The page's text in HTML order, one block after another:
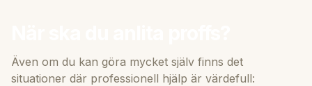
Även om du kan göra mycket själv finns det
situationer där professionell hjälp är värdefull: